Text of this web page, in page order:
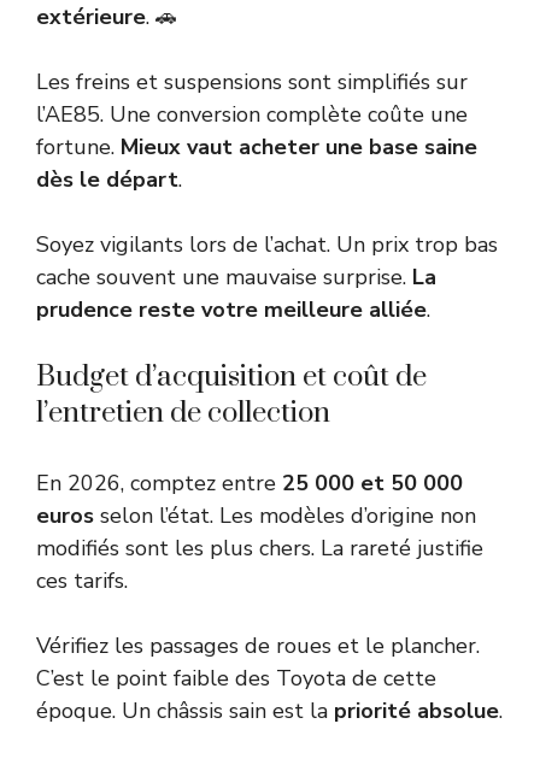
extérieure. 🚗
Les freins et suspensions sont simplifiés sur
l’AE85. Une conversion complète coûte une
fortune. Mieux vaut acheter une base saine
dès le départ.
Soyez vigilants lors de l’achat. Un prix trop bas
cache souvent une mauvaise surprise. La
prudence reste votre meilleure alliée.
Budget d’acquisition et coût de
l’entretien de collection
En 2026, comptez entre 25 000 et 50 000
euros selon l’état. Les modèles d’origine non
modifiés sont les plus chers. La rareté justifie
ces tarifs.
Vérifiez les passages de roues et le plancher.
C’est le point faible des Toyota de cette
époque. Un châssis sain est la priorité absolue.